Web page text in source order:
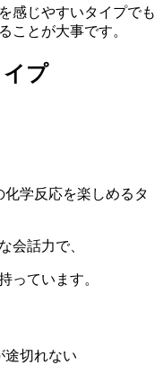
を感じやすいタイプでも
ことが大事です。
イプ
学反応を楽しめるタ
会話力で、
っています。
途切れない